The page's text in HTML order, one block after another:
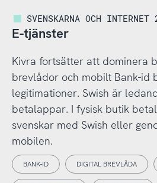
SVENSKARNA OCH INTERNET
E-tjänster
Kivra fortsätter att dominera
brevlådor och mobilt Bank-id
legitimationer. Swish är
betalappar. I fysisk butik
svenskar med Swish eller
mobilen.
BANK-ID DIGITAL BREVLÅDA